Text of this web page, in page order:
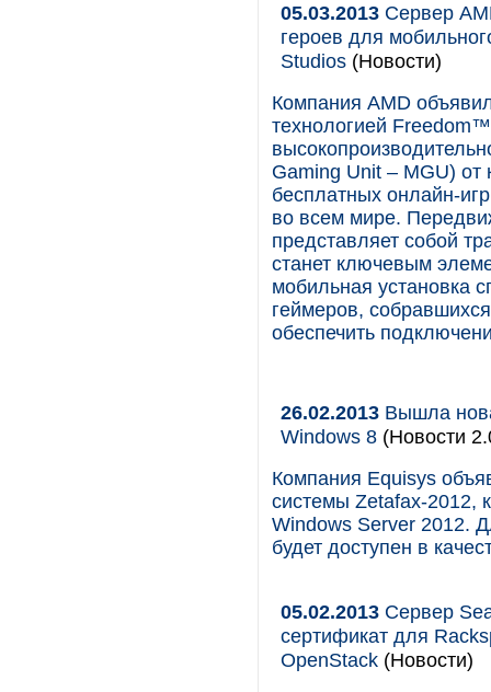
05.03.2013 Сервер
героев для
Studios (Новости)
Компания AMD
технологией
Gaming Unit – MGU) от
бесплатных онлайн-
во всем мире.
представляет собой
станет ключевым
мобильная установка
геймеров,
обеспечить
26.02.2013 Вышла
Windows 8 (Новости
Компания Equisys
системы Zetafax-2012,
Windows Server 2012.
будет доступен в
05.02.2013 Сервер
сертификат для
OpenStack (Новости)